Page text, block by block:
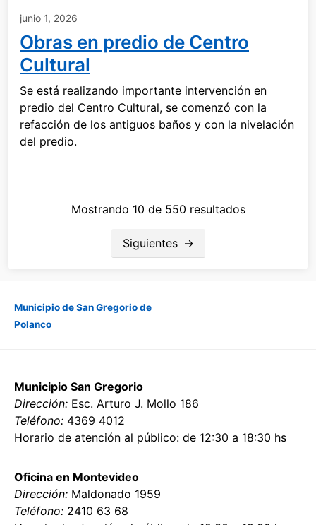
junio 1, 2026
Obras en predio de Centro
Cultural
Se está realizando importante intervención en
predio del Centro Cultural, se comenzó con la
refacción de los antiguos baños y con la nivelación
del predio.
Mostrando 10 de 550 resultados
Paginación
entradas
Siguientes
Municipio de San Gregorio de
Polanco
Municipio San Gregorio
Dirección: Esc. Arturo J. Mollo 186
Teléfono: 4369 4012
Horario de atención al público: de 12:30 a 18:30 hs
Oficina en Montevideo
Dirección: Maldonado 1959
Teléfono: 2410 63 68